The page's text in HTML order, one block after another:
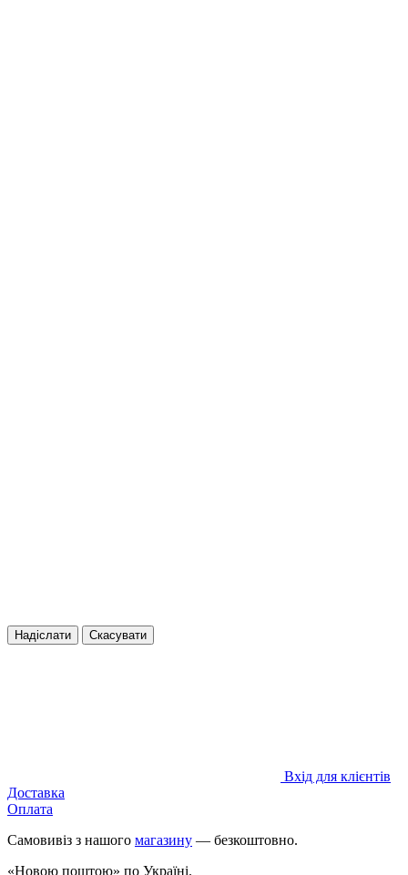
Надіслати Скасувати
Вхід для клієнтів
Доставка
Оплата
Самовивіз з нашого магазину — безкоштовно.
«Новою поштою» по Україні.